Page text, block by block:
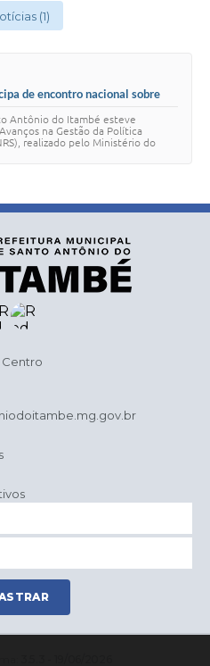
(1)
de encontro nacional sobre
Antônio do Itambé esteve
na Gestão da Política
realizado pelo Ministério do
Centro